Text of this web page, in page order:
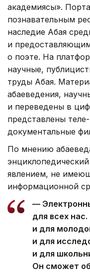
академиясы».
познавательным
наследие Абая
и
о поэте. На
научные,
труды Абая.
абаеведения,
и переведены в
представлены
документальные
По мнению
явлением, не
информационной
—
для всех
и для
и для
и для
Он сможет